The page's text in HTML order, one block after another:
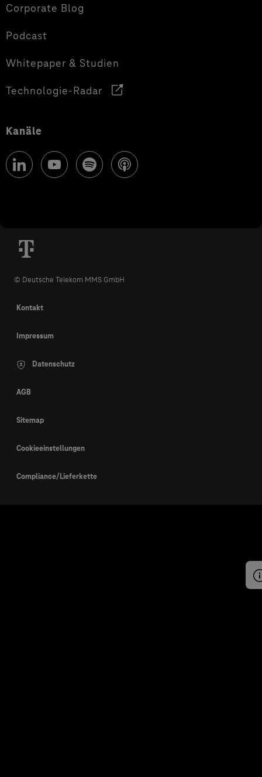
Corporate Blog
Podcast
Whitepaper & Studien
Technologie-Radar
Kanäle
© Deutsche Telekom MMS GmbH
Kontakt
Impressum
Datenschutz
AGB
Sitemap
Cookieeinstellungen
Compliance/Lieferkette